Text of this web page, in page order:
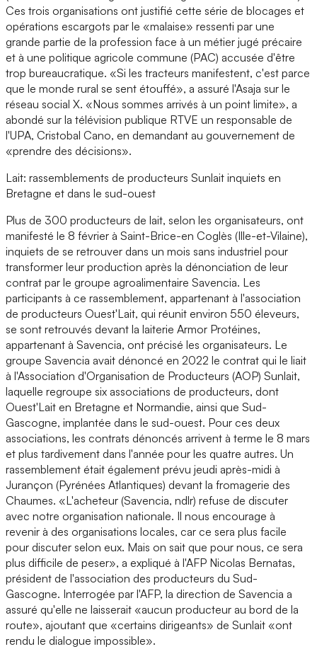
Ces trois organisations ont justifié cette série de blocages et
opérations escargots par le «malaise» ressenti par une
grande partie de la profession face à un métier jugé précaire
et à une politique agricole commune (PAC) accusée d'être
trop bureaucratique. «Si les tracteurs manifestent, c'est parce
que le monde rural se sent étouffé», a assuré l'Asaja sur le
réseau social X. «Nous sommes arrivés à un point limite», a
abondé sur la télévision publique RTVE un responsable de
l'UPA, Cristobal Cano, en demandant au gouvernement de
«prendre des décisions».
Lait: rassemblements de producteurs Sunlait inquiets en
Bretagne et dans le sud-ouest
Plus de 300 producteurs de lait, selon les organisateurs, ont
manifesté le 8 février à Saint-Brice-en Coglès (Ille-et-Vilaine),
inquiets de se retrouver dans un mois sans industriel pour
transformer leur production après la dénonciation de leur
contrat par le groupe agroalimentaire Savencia. Les
participants à ce rassemblement, appartenant à l'association
de producteurs Ouest'Lait, qui réunit environ 550 éleveurs,
se sont retrouvés devant la laiterie Armor Protéines,
appartenant à Savencia, ont précisé les organisateurs. Le
groupe Savencia avait dénoncé en 2022 le contrat qui le liait
à l'Association d'Organisation de Producteurs (AOP) Sunlait,
laquelle regroupe six associations de producteurs, dont
Ouest'Lait en Bretagne et Normandie, ainsi que Sud-
Gascogne, implantée dans le sud-ouest. Pour ces deux
associations, les contrats dénoncés arrivent à terme le 8 mars
et plus tardivement dans l'année pour les quatre autres. Un
rassemblement était également prévu jeudi après-midi à
Jurançon (Pyrénées Atlantiques) devant la fromagerie des
Chaumes. «L'acheteur (Savencia, ndlr) refuse de discuter
avec notre organisation nationale. Il nous encourage à
revenir à des organisations locales, car ce sera plus facile
pour discuter selon eux. Mais on sait que pour nous, ce sera
plus difficile de peser», a expliqué à l'AFP Nicolas Bernatas,
président de l'association des producteurs du Sud-
Gascogne. Interrogée par l'AFP, la direction de Savencia a
assuré qu'elle ne laisserait «aucun producteur au bord de la
route», ajoutant que «certains dirigeants» de Sunlait «ont
rendu le dialogue impossible».